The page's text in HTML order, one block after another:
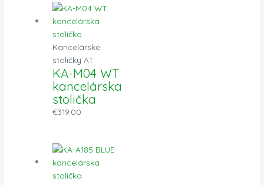
Kancelárske
stoličky AT
KA-M04 WT
kancelárska
stolička
€319.00